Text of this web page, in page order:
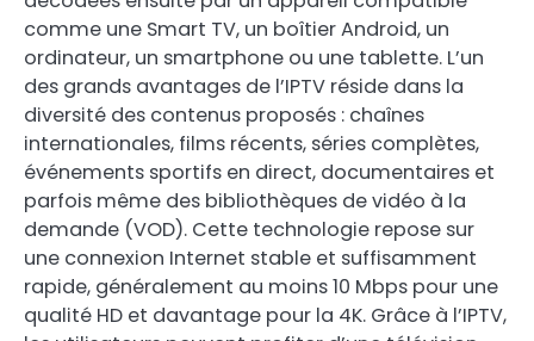
comme une Smart TV, un boîtier Android, un
ordinateur, un smartphone ou une tablette. L’un
des grands avantages de l’IPTV réside dans la
diversité des contenus proposés : chaînes
internationales, films récents, séries complètes,
événements sportifs en direct, documentaires et
parfois même des bibliothèques de vidéo à la
demande (VOD). Cette technologie repose sur
une connexion Internet stable et suffisamment
rapide, généralement au moins 10 Mbps pour une
qualité HD et davantage pour la 4K. Grâce à l’IPTV,